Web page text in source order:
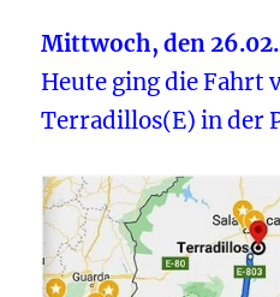
Mittwoch, den
Heute ging die Fahrt
Terradillos(E) in der